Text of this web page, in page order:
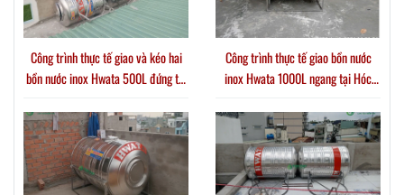
Công trình thực tế giao và kéo hai
bồn nước inox Hwata 500L đứng tại
Công trình thực tế giao bồn nước
inox Hwata 1000L ngang tại Hóc